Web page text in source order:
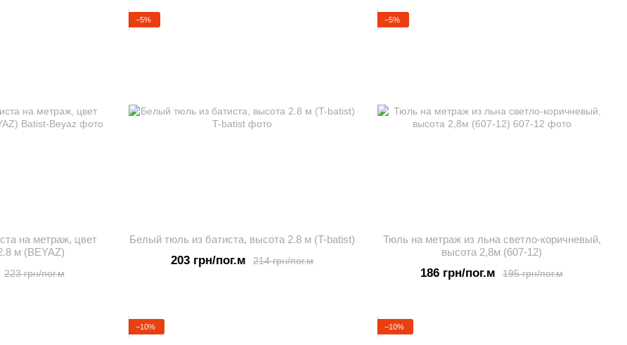
на метраж, цвет
м (BEYAZ)
223 грн/пог.м
−5%
Белый тюль из батиста, высота 2.8 м (T-batist)
214 грн/пог.м
203 грн/пог.м
−5%
Тюль на метраж из льна светло-коричневый,
высота 2,8м (607-12)
195 грн/пог.м
186 грн/пог.м
−10% −10%